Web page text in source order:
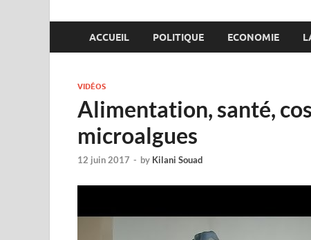
ACCUEIL POLITIQUE ECONOMIE
VIDÉOS
Alimentation, santé,
microalgues
12 juin 2017 - by Kilani Souad